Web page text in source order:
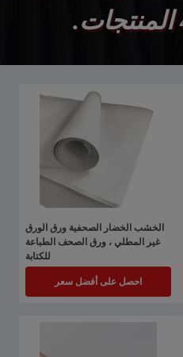
الخشب الخضار الصحفية ورق الورق
غير المطلي ، ورق الصحف الطباعة
للكتابة
احصل على أفضل سعر